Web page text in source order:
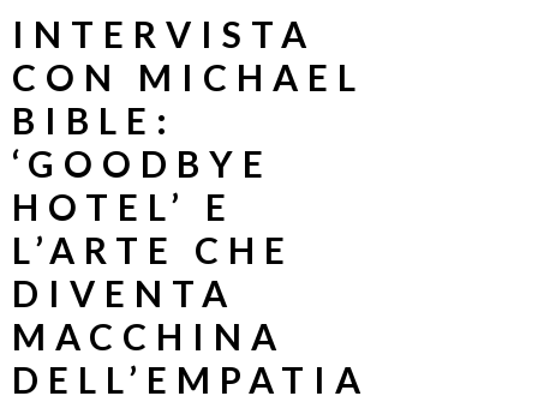
INTERVISTA
CON MICHAEL
BIBLE:
‘GOODBYE
HOTEL’ E
L’ARTE CHE
DIVENTA
MACCHINA
DELL’EMPATIA